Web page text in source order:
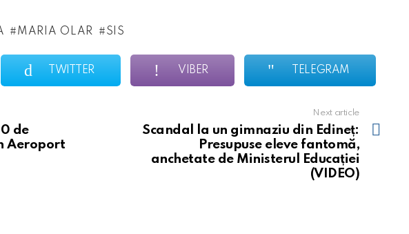
MARIA OLAR SIS
TWITTER VIBER TELEGRAM
de
Aeroport
Next article
Scandal la un gimnaziu din Edineț:
Presupuse eleve fantomă,
anchetate de Ministerul Educației
(VIDEO)